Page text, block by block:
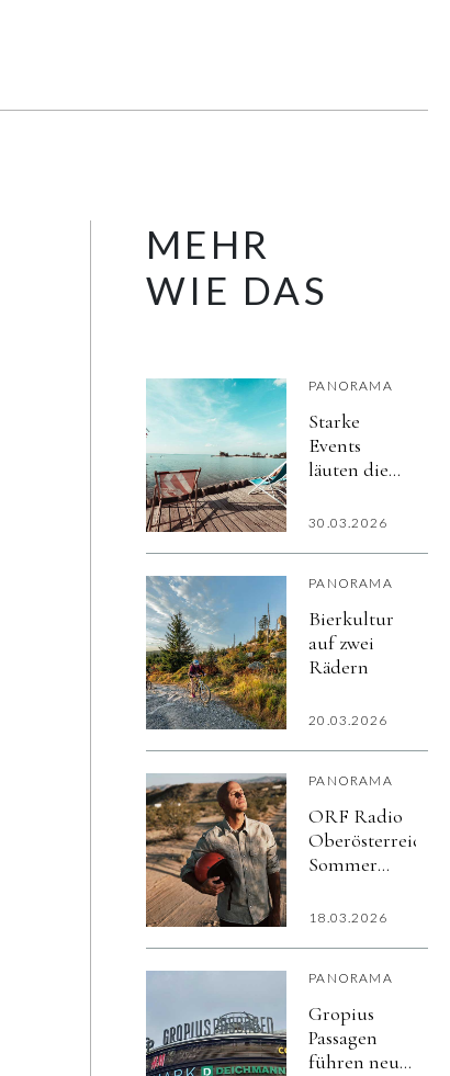
MEHR
WIE DAS
PANORAMA
Starke
Events
läuten die
Sommersaison
30.03.2026
PANORAMA
Bierkultur
auf zwei
Rädern
20.03.2026
PANORAMA
ORF Radio
Oberösterreich-
Sommer
18.03.2026
PANORAMA
Gropius
Passagen
führen neues